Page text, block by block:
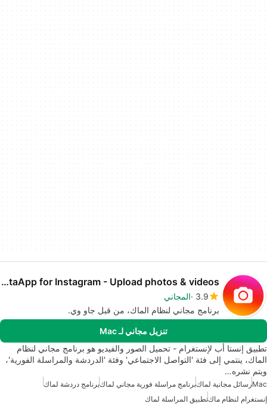
InstaApp for Instagram - Upload photos & videos
3.9 المجاني
برنامج مجاني لنظام الماك، من قبل جاو وي.
تنزيل مجاني لـ Mac
تطبيق إنستا أب لإنستغرام - تحميل الصور والفيديو هو برنامج مجاني لنظام
الماك، ينتمي إلى فئة 'التواصل الاجتماعي' وفئة 'الدردشة والمراسلة الفورية'،
ويتم نشره…
Macرسائل مجانية لماكبرنامج مراسلة فورية مجاني لماكبرنامج دردشة لماك
إنستغرام لنظام ماكتطبيق المراسلة لماك